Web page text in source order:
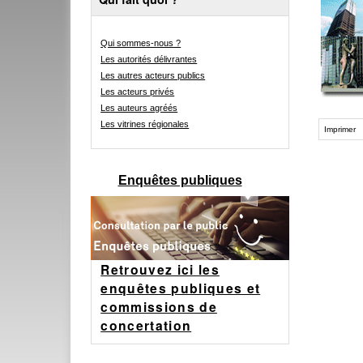
Qui sommes-nous ?
Les autorités délivrantes
Les autres acteurs publics
Les acteurs privés
Les auteurs agréés
Les vitrines régionales
Enquêtes publiques
Retrouvez ici les
enquêtes publiques et
commissions de
concertation
Imprimer